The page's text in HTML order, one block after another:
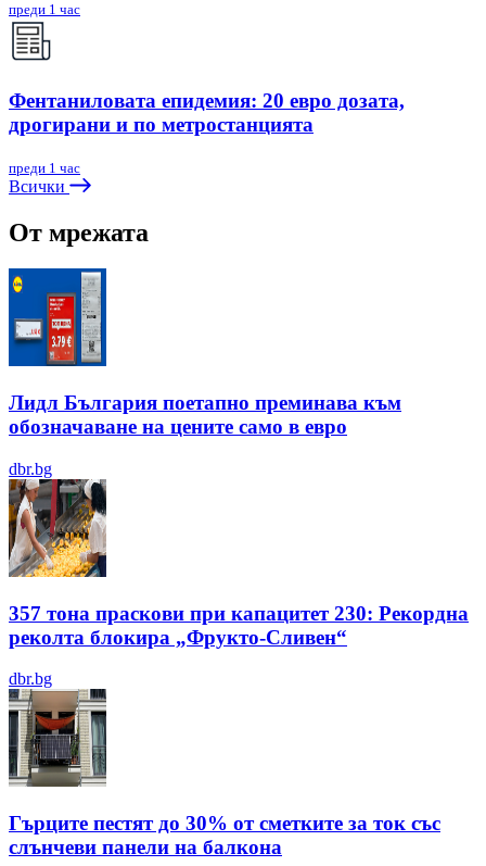
преди 1 час
Фентаниловата епидемия: 20 евро дозата,
дрогирани и по метростанцията
преди 1 час
Всички
От мрежата
Лидл България поетапно преминава към
обозначаване на цените само в евро
dbr.bg
357 тона праскови при капацитет 230: Рекордна
реколта блокира „Фрукто-Сливен“
dbr.bg
Гърците пестят до 30% от сметките за ток със
слънчеви панели на балкона